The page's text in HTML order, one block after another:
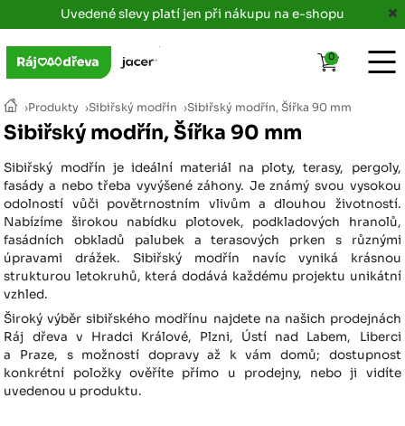
Uvedené slevy platí jen při nákupu na e-shopu
›Produkty ›Sibiřský modřín ›Sibiřský modřín, Šířka 90 mm
Sibiřský modřín, Šířka 90 mm
Sibiřský modřín je ideální materiál na ploty, terasy, pergoly,
fasády a nebo třeba vyvýšené záhony. Je známý svou vysokou
odolností vůči povětrnostním vlivům a dlouhou životností.
Nabízíme širokou nabídku plotovek, podkladových hranolů,
fasádních obkladů palubek a terasových prken s různými
úpravami drážek. Sibiřský modřín navíc vyniká krásnou
strukturou letokruhů, která dodává každému projektu unikátní
vzhled.
Široký výběr sibiřského modřínu najdete na našich prodejnách
Ráj dřeva v Hradci Králové, Plzni, Ústí nad Labem, Liberci
a Praze, s možností dopravy až k vám domů; dostupnost
konkrétní položky ověříte přímo u prodejny, nebo ji vidíte
uvedenou u produktu.
0